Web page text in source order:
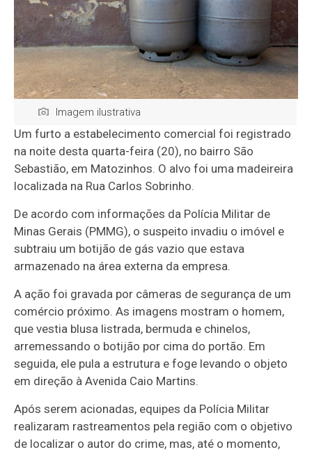
Imagem ilustrativa
Um furto a estabelecimento comercial foi registrado
na noite desta quarta-feira (20), no bairro São
Sebastião, em Matozinhos. O alvo foi uma madeireira
localizada na Rua Carlos Sobrinho.
De acordo com informações da Polícia Militar de
Minas Gerais (PMMG), o suspeito invadiu o imóvel e
subtraiu um botijão de gás vazio que estava
armazenado na área externa da empresa.
A ação foi gravada por câmeras de segurança de um
comércio próximo. As imagens mostram o homem,
que vestia blusa listrada, bermuda e chinelos,
arremessando o botijão por cima do portão. Em
seguida, ele pula a estrutura e foge levando o objeto
em direção à Avenida Caio Martins.
Após serem acionadas, equipes da Polícia Militar
realizaram rastreamentos pela região com o objetivo
de localizar o autor do crime, mas, até o momento,